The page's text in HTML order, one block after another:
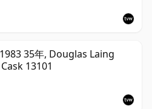
35年, Douglas Laing
13101